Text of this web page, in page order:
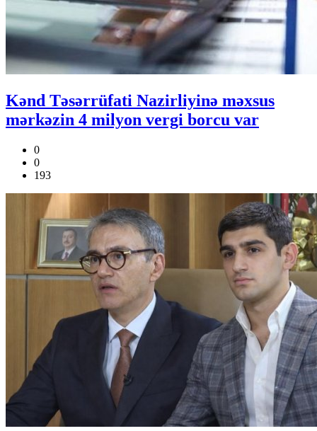
Kənd Təsərrüfati Nazirliyinə məxsus
mərkəzin 4 milyon vergi borcu var
0
0
193